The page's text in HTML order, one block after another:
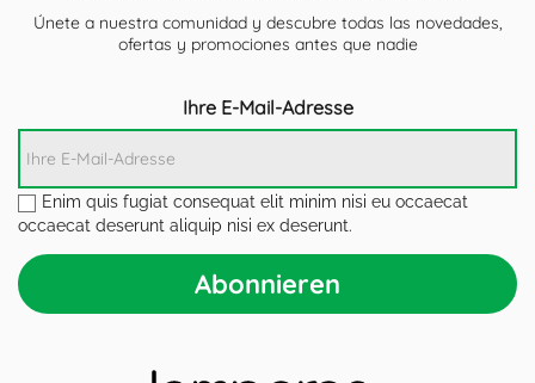
Únete a nuestra comunidad y descubre todas las novedades,
ofertas y promociones antes que nadie
Ihre E-Mail-Adresse
Enim quis fugiat consequat elit minim nisi eu occaecat
occaecat deserunt aliquip nisi ex deserunt.